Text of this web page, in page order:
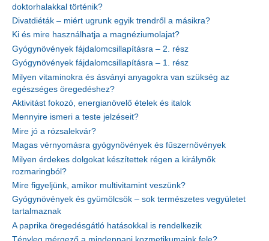
doktorhalakkal történik?
Divatdiéták – miért ugrunk egyik trendről a másikra?
Ki és mire használhatja a magnéziumolajat?
Gyógynövények fájdalomcsillapításra – 2. rész
Gyógynövények fájdalomcsillapításra – 1. rész
Milyen vitaminokra és ásványi anyagokra van szükség az
egészséges öregedéshez?
Aktivitást fokozó, energianövelő ételek és italok
Mennyire ismeri a teste jelzéseit?
Mire jó a rózsalekvár?
Magas vérnyomásra gyógynövények és fűszernövények
Milyen érdekes dolgokat készítettek régen a királynők
rozmaringból?
Mire figyeljünk, amikor multivitamint veszünk?
Gyógynövények és gyümölcsök – sok természetes vegyületet
tartalmaznak
A paprika öregedésgátló hatásokkal is rendelkezik